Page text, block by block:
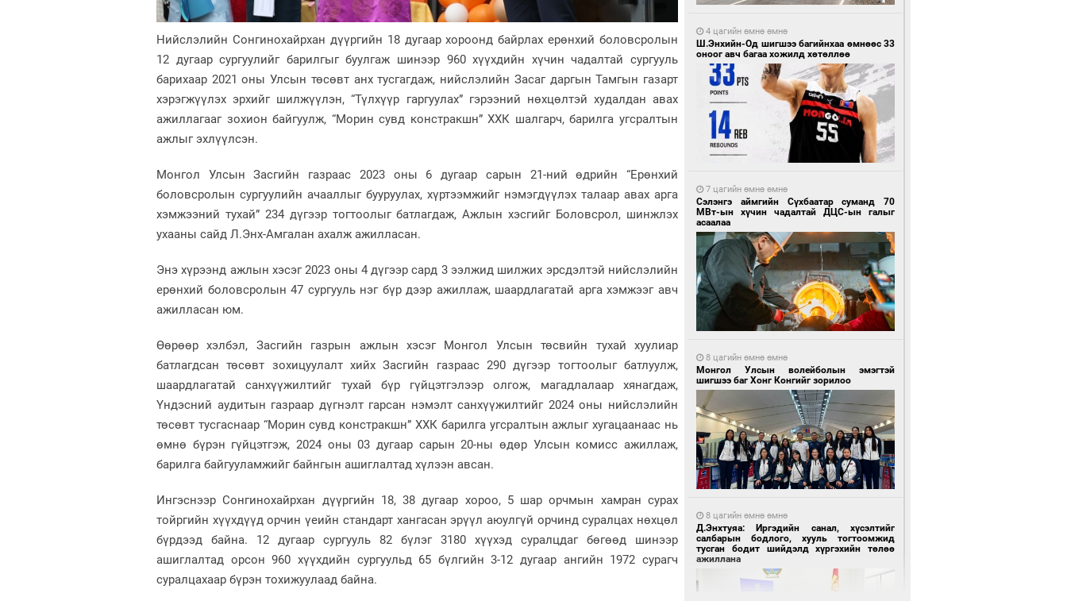
Нийслэлийн Сонгинохайрхан дүүргийн 18 дугаар хороонд байрлах ерөнхий боловсролын
12 дугаар сургуулийг барилгыг буулгаж шинээр 960 хүүхдийн хүчин чадалтай сургууль
барихаар 2021 оны Улсын төсөвт анх тусгагдаж, нийслэлийн Засаг даргын Тамгын газарт
хэрэгжүүлэх эрхийг шилжүүлэн, “Түлхүүр гаргуулах” гэрээний нөхцөлтэй худалдан авах
ажиллагааг зохион байгуулж, “Морин сувд констракшн” ХХК шалгарч, барилга угсралтын
ажлыг эхлүүлсэн.
Монгол Улсын Засгийн газраас 2023 оны 6 дугаар сарын 21-ний өдрийн “Ерөнхий
боловсролын сургуулийн ачааллыг бууруулах, хүртээмжийг нэмэгдүүлэх талаар авах арга
хэмжээний тухай” 234 дүгээр тогтоолыг батлагдаж, Ажлын хэсгийг Боловсрол, шинжлэх
ухааны сайд Л.Энх-Амгалан ахалж ажилласан.
Энэ хүрээнд ажлын хэсэг 2023 оны 4 дүгээр сард 3 ээлжид шилжих эрсдэлтэй нийслэлийн
ерөнхий боловсролын 47 сургууль нэг бүр дээр ажиллаж, шаардлагатай арга хэмжээг авч
ажилласан юм.
Өөрөөр хэлбэл, Засгийн газрын ажлын хэсэг Монгол Улсын төсвийн тухай хуулиар
батлагдсан төсөвт зохицуулалт хийх Засгийн газраас 290 дүгээр тогтоолыг батлуулж,
шаардлагатай санхүүжилтийг тухай бүр гүйцэтгэлээр олгож, магадлалаар хянагдаж,
Үндэсний аудитын газраар дүгнэлт гарсан нэмэлт санхүүжилтийг 2024 оны нийслэлийн
төсөвт тусгаснаар “Морин сувд констракшн” ХХК барилга угсралтын ажлыг хугацаанаас нь
өмнө бүрэн гүйцэтгэж, 2024 оны 03 дугаар сарын 20-ны өдөр Улсын комисс ажиллаж,
барилга байгууламжийг байнгын ашиглалтад хүлээн авсан.
Ингэснээр Сонгинохайрхан дүүргийн 18, 38 дугаар хороо, 5 шар орчмын хамран сурах
тойргийн хүүхдүүд орчин үеийн стандарт хангасан эрүүл аюулгүй орчинд суралцах нөхцөл
бүрдээд байна. 12 дугаар сургууль 82 бүлэг 3180 хүүхэд суралцдаг бөгөөд шинээр
ашиглалтад орсон 960 хүүхдийн сургуульд 65 бүлгийн 3-12 дугаар ангийн 1972 сурагч
суралцахаар бүрэн тохижуулаад байна.
4 цагийн өмнө өмнө
Ш.Энхийн-Од шигшээ багийнхаа өмнөөс 33
оноог авч багаа хожилд хөтөллөө
7 цагийн өмнө өмнө
Сэлэнгэ аймгийн Сүхбаатар суманд 70
МВт-ын хүчин чадалтай ДЦС-ын галыг
асаалаа
8 цагийн өмнө өмнө
Монгол Улсын волейболын эмэгтэй
шигшээ баг Хонг Конгийг зорилоо
8 цагийн өмнө өмнө
Д.Энхтуяа: Иргэдийн санал, хүсэлтийг
салбарын бодлого, хууль тогтоомжид
тусган бодит шийдэлд хүргэхийн төлөө
ажиллана